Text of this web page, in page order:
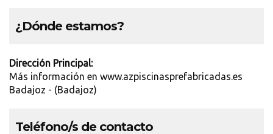
¿Dónde estamos?
Dirección Principal:
Más información en www.azpiscinasprefabricadas.es
Badajoz - (Badajoz)
Teléfono/s de contacto